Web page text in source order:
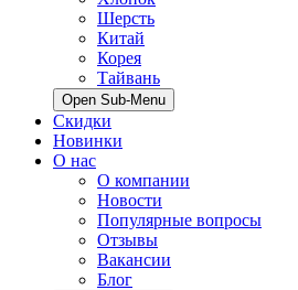
Шерсть
Китай
Корея
Тайвань
Open Sub-Menu
Скидки
Новинки
О нас
О компании
Новости
Популярные вопросы
Отзывы
Вакансии
Блог